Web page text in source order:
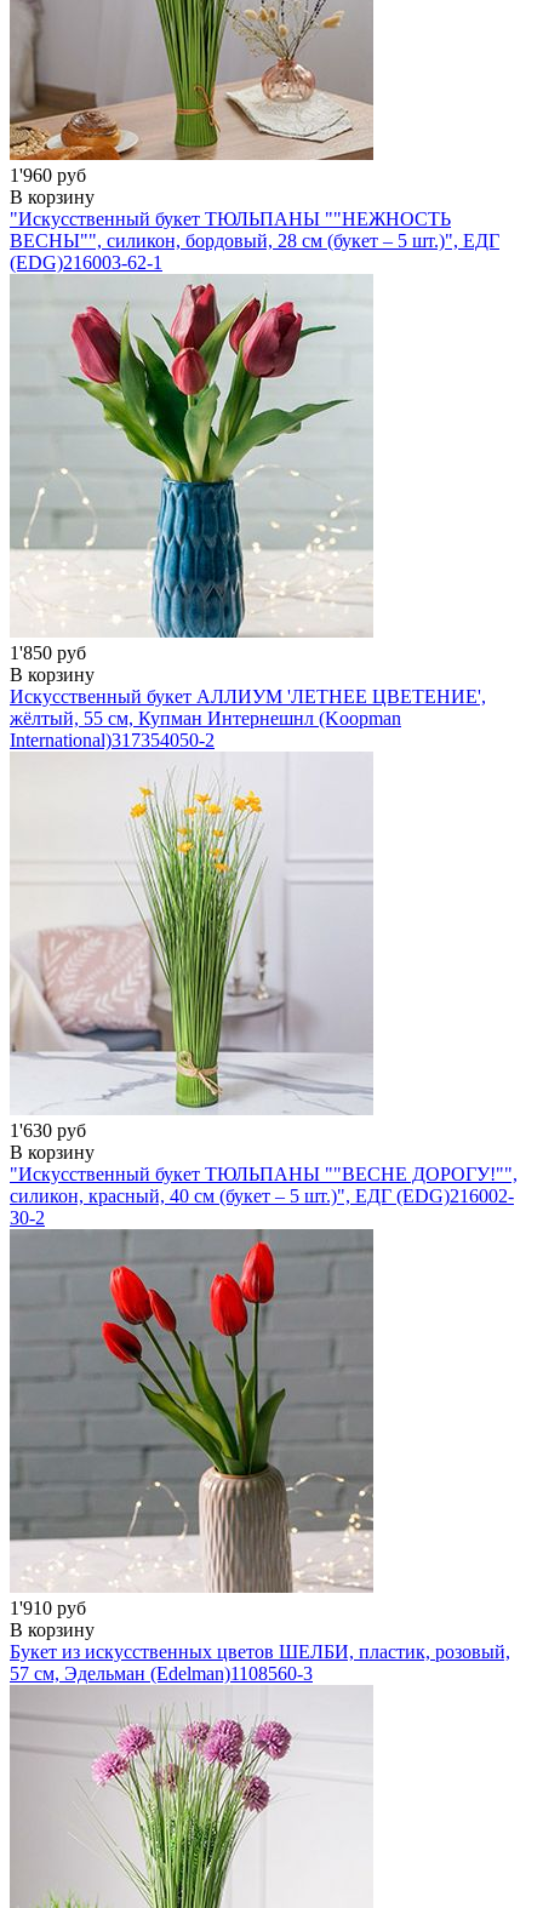
1'960 руб
В корзину
"Искусственный букет ТЮЛЬПАНЫ ""НЕЖНОСТЬ
ВЕСНЫ"", силикон, бордовый, 28 см (букет – 5 шт.)", ЕДГ
(EDG)216003-62-1
1'850 руб
В корзину
Искусственный букет АЛЛИУМ 'ЛЕТНЕЕ ЦВЕТЕНИЕ',
жёлтый, 55 см, Купман Интернешнл (Koopman
International)317354050-2
1'630 руб
В корзину
"Искусственный букет ТЮЛЬПАНЫ ""ВЕСНЕ ДОРОГУ!"",
силикон, красный, 40 см (букет – 5 шт.)", ЕДГ (EDG)216002-
30-2
1'910 руб
В корзину
Букет из искусственных цветов ШЕЛБИ, пластик, розовый,
57 см, Эдельман (Edelman)1108560-3